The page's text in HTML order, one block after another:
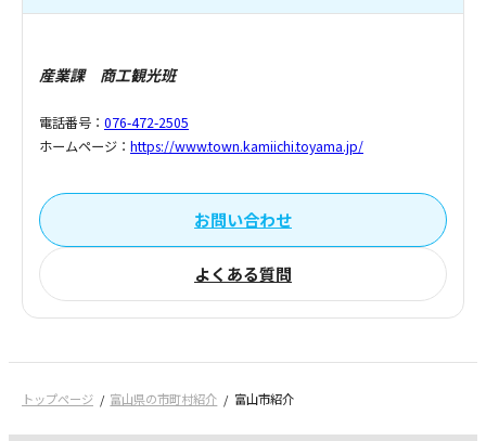
産業課 商工観光班
電話番号： 076-472-2505
ホームページ： https://www.town.kamiichi.toyama.jp/
お問い合わせ
よくある質問
トップページ 富山県の市町村紹介 富山市紹介